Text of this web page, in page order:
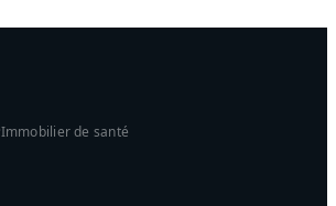
Immobilier de santé